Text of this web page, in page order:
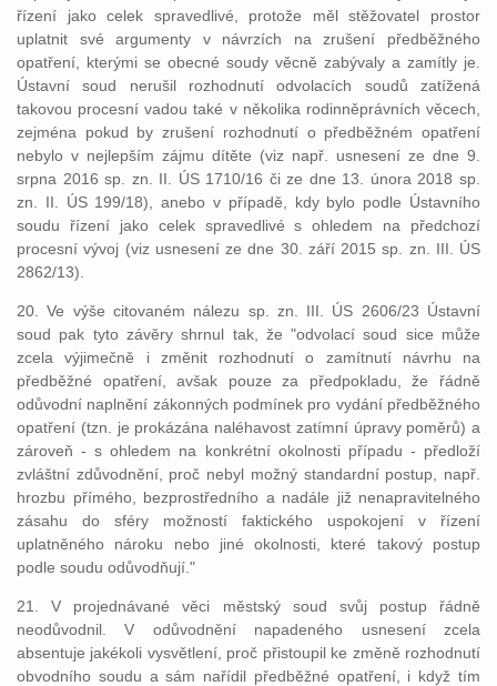
řízení jako celek spravedlivé, protože měl stěžovatel prostor
uplatnit své argumenty v návrzích na zrušení předběžného
opatření, kterými se obecné soudy věcně zabývaly a zamítly je.
Ústavní soud nerušil rozhodnutí odvolacích soudů zatížená
takovou procesní vadou také v několika rodinněprávních věcech,
zejména pokud by zrušení rozhodnutí o předběžném opatření
nebylo v nejlepším zájmu dítěte (viz např. usnesení ze dne 9.
srpna 2016 sp. zn. II. ÚS 1710/16 či ze dne 13. února 2018 sp.
zn. II. ÚS 199/18), anebo v případě, kdy bylo podle Ústavního
soudu řízení jako celek spravedlivé s ohledem na předchozí
procesní vývoj (viz usnesení ze dne 30. září 2015 sp. zn. III. ÚS
2862/13).
20. Ve výše citovaném nálezu sp. zn. III. ÚS 2606/23 Ústavní
soud pak tyto závěry shrnul tak, že "odvolací soud sice může
zcela výjimečně i změnit rozhodnutí o zamítnutí návrhu na
předběžné opatření, avšak pouze za předpokladu, že řádně
odůvodní naplnění zákonných podmínek pro vydání předběžného
opatření (tzn. je prokázána naléhavost zatímní úpravy poměrů) a
zároveň - s ohledem na konkrétní okolnosti případu - předloží
zvláštní zdůvodnění, proč nebyl možný standardní postup, např.
hrozbu přímého, bezprostředního a nadále již nenapravitelného
zásahu do sféry možností faktického uspokojení v řízení
uplatněného nároku nebo jiné okolnosti, které takový postup
podle soudu odůvodňují."
21. V projednávané věci městský soud svůj postup řádně
neodůvodnil. V odůvodnění napadeného usnesení zcela
absentuje jakékoli vysvětlení, proč přistoupil ke změně rozhodnutí
obvodního soudu a sám nařídil předběžné opatření, i když tím